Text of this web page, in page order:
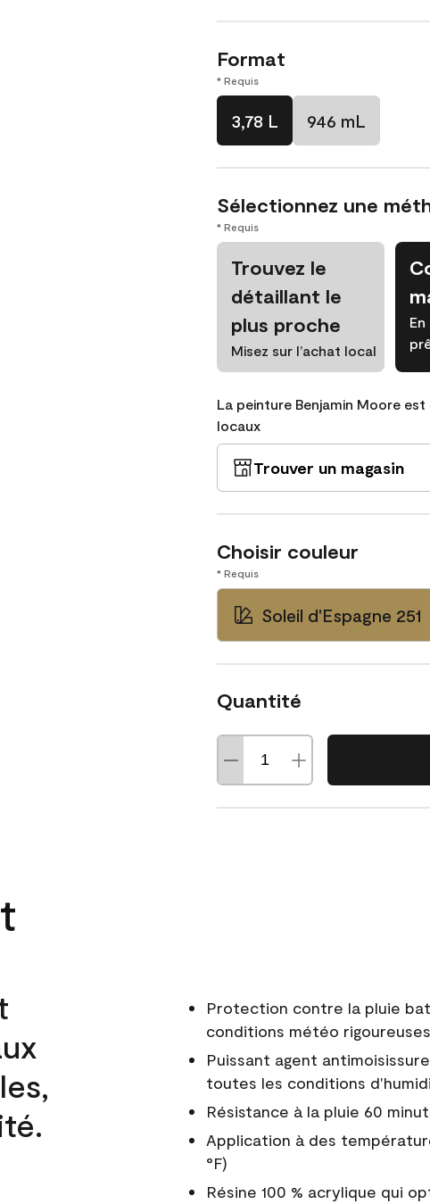
Format
* Requis
3,78 L 946 mL
Sélectionnez une
* Requis
Trouvez le
détaillant le
plus proche
Misez sur l’achat local
La peinture Benjamin Moore
locaux
Trouver un magasin
Choisir couleur
* Requis
Soleil d'Espagne 251
Quantité
Protection contre la pluie
conditions météo rigoureuses
Puissant agent
toutes les conditions
Résistance à la pluie 60
Application à des
°F)
Résine 100 % acrylique qui